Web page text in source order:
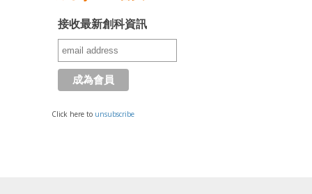
接收最新創科資訊
Click here to unsubscribe